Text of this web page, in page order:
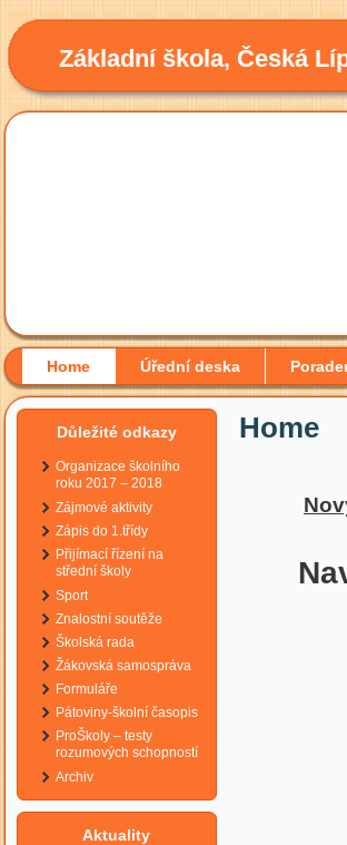
Základní škola, Česká
Home Úřední deska
Důležité odkazy
Organizace školního
roku 2017 – 2018
Zájmové aktivity
Zápis do 1.třídy
Přijímací řízení na
střední školy
Sport
Znalostní soutěže
Školská rada
Žákovská samospráva
Formuláře
Pátoviny-školní časopis
ProŠkoly – testy
rozumových schopností
Archiv
Aktuality
Home